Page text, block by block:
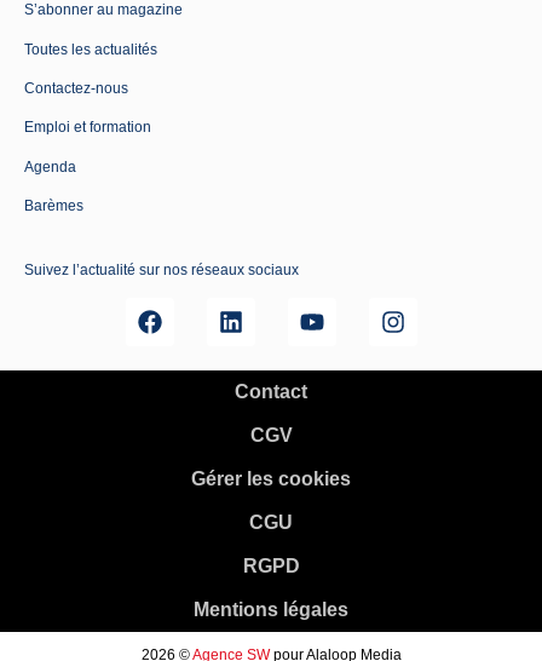
S’abonner au magazine
Toutes les actualités
Contactez-nous
Emploi et formation
Agenda
Barèmes
Suivez l’actualité sur nos réseaux sociaux
Contact
CGV
Gérer les cookies
CGU
RGPD
Mentions légales
2026 ©Agence SWpour Alaloop Media